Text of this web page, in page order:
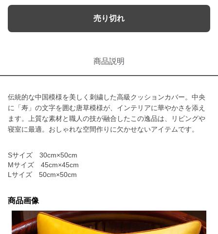
売り切れ
商品説明
伝統的な中国模様を美しく刺繍した高級クッションカバー。中央
に「寿」の文字を囲む唐草模様が、インテリアに華やかさを添え
ます。上質な素材と職人の技が融合したこの逸品は、リビングや
寝室に最適。おしゃれな空間作りに欠かせないアイテムです。
Sサイズ 30cm×50cm
Mサイズ 45cm×45cm
Lサイズ 50cm×50cm
商品画像